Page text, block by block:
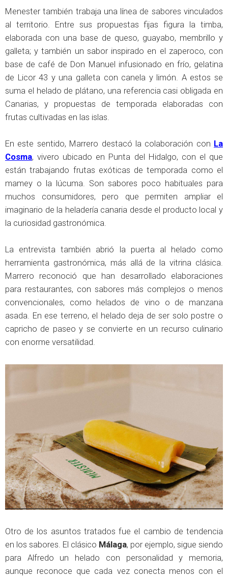
Menester también trabaja una línea de sabores vinculados
al territorio. Entre sus propuestas fijas figura la timba,
elaborada con una base de queso, guayabo, membrillo y
galleta; y también un sabor inspirado en el zaperoco, con
base de café de Don Manuel infusionado en frío, gelatina
de Licor 43 y una galleta con canela y limón. A estos se
suma el helado de plátano, una referencia casi obligada en
Canarias, y propuestas de temporada elaboradas con
frutas cultivadas en las islas.
En este sentido, Marrero destacó la colaboración con La
Cosma, vivero ubicado en Punta del Hidalgo, con el que
están trabajando frutas exóticas de temporada como el
mamey o la lúcuma. Son sabores poco habituales para
muchos consumidores, pero que permiten ampliar el
imaginario de la heladería canaria desde el producto local y
la curiosidad gastronómica.
La entrevista también abrió la puerta al helado como
herramienta gastronómica, más allá de la vitrina clásica.
Marrero reconoció que han desarrollado elaboraciones
para restaurantes, con sabores más complejos o menos
convencionales, como helados de vino o de manzana
asada. En ese terreno, el helado deja de ser solo postre o
capricho de paseo y se convierte en un recurso culinario
con enorme versatilidad.
Otro de los asuntos tratados fue el cambio de tendencia
en los sabores. El clásico Málaga, por ejemplo, sigue siendo
para Alfredo un helado con personalidad y memoria,
aunque reconoce que cada vez conecta menos con el